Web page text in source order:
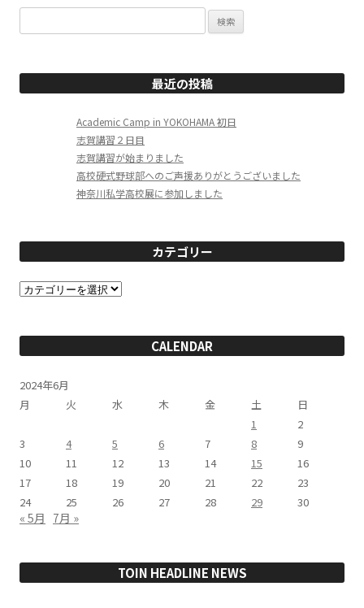
索:
最近の投稿
Academic Camp in YOKOHAMA 初日
志賀講習２日目
志賀講習が始まりました
高校硬式野球部へのご声援ありがとうございました
神奈川私学高校展に参加しました
カテゴリー
カ
テ
ー
CALENDAR
2024年6月
月
火 水 木 金 土
日
1
2
3
4 5 6 7 8
9
10
11 12 13 14 15
16
17
18 19 20 21 22
23
24
25 26 27 28 29 30
« 5月 7月 »
TOIN HEADLINE NEWS